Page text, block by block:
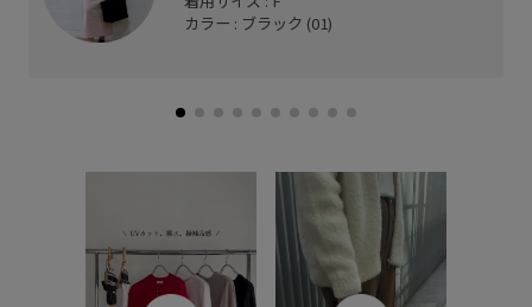
カラー : ブラック (01)